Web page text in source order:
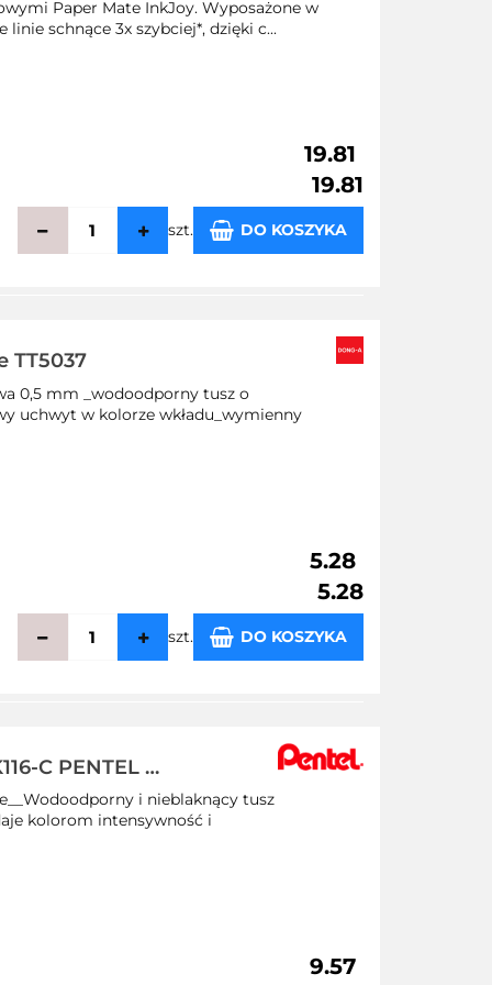
Paper Mate InkJoy. Wyposażone w
schnące 3x szybciej*, dzięki c...
19.81
19.81
szt. DO KOSZYKA
TT5037
0,5 mm _wodoodporny tusz o
uchwyt w kolorze wkładu_wymienny
5.28
5.28
szt. DO KOSZYKA
C PENTEL -
i nieblaknący tusz
kolorom intensywność i
9.57